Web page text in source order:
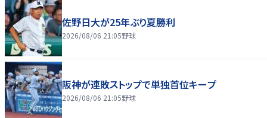
佐野日大が25年ぶり夏勝利
2026/08/06 21:05野球
阪神が連敗ストップで単独首位キープ
2026/08/06 21:05野球